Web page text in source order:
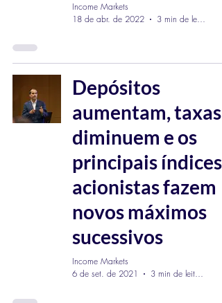
Income Markets
18 de abr. de 2022
3 min de leitura
Depósitos
aumentam, taxas
diminuem e os
principais índices
acionistas fazem
novos máximos
sucessivos
Income Markets
6 de set. de 2021
3 min de leitura